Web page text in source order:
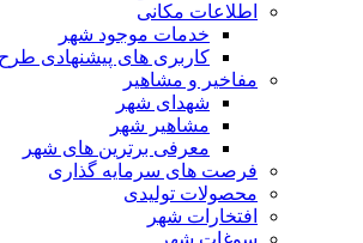
اطلاعات مکانی
خدمات موجود شهر
کاربری های پیشنهادی
مفاخیر و مشاهیر
شهدای شهر
مشاهیر شهر
معرفی برترین های شهر
فرصت های سرمایه گذاری
محصولات تولیدی
افتخارات شهر